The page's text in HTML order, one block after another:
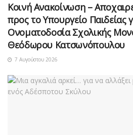
Κοινή Ανακοίνωση –
προς το Υπουργείο Παιδείας
Ονοματοδοσία Σχολικής
Θεόδωρου Κατσωνόπουλου
7 Αυγούστου 2026